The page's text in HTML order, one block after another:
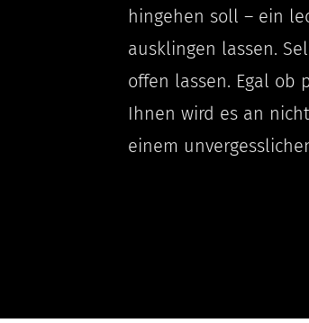
hingehen soll – ein
ausklingen lassen.
offen lassen. Egal ob
Ihnen wird es an
einem